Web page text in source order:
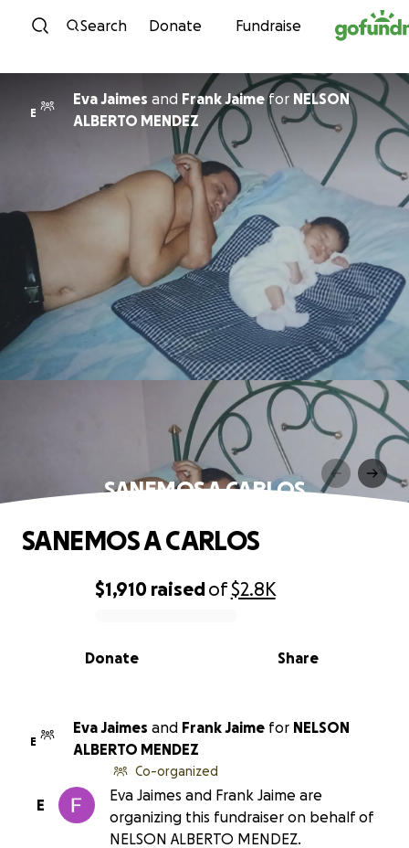
Skip to content
Search Donate Fundraise
E
Eva Jaimes and Frank Jaimefor NELSON
ALBERTO MENDEZ
SANEMOS A CARLOS
0% complete
$1,910 raisedof$2.8K
Share
Donate
SANEMOS A CARLOS
E
Eva Jaimes and Frank Jaime for NELSON
ALBERTO MENDEZ
E
Co-organized
Eva Jaimes and Frank Jaime are
organizing this fundraiser on behalf of
NELSON ALBERTO MENDEZ.